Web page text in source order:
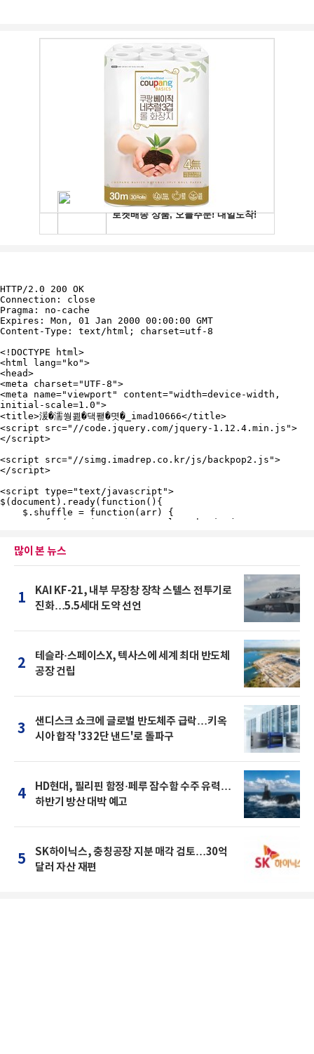
많이 본 뉴스
1
KAI KF-21, 내부 무장창 장착 스텔스 전투기로
진화…5.5세대 도약 선언
2
테슬라·스페이스X, 텍사스에 세계 최대 반도체
공장 건립
3
샌디스크 쇼크에 글로벌 반도체주 급락…키옥
시아 합작 '332단 낸드'로 돌파구
4
HD현대, 필리핀 함정·페루 잠수함 수주 유력…
하반기 방산 대박 예고
5
SK하이닉스, 충칭공장 지분 매각 검토…30억
달러 자산 재편